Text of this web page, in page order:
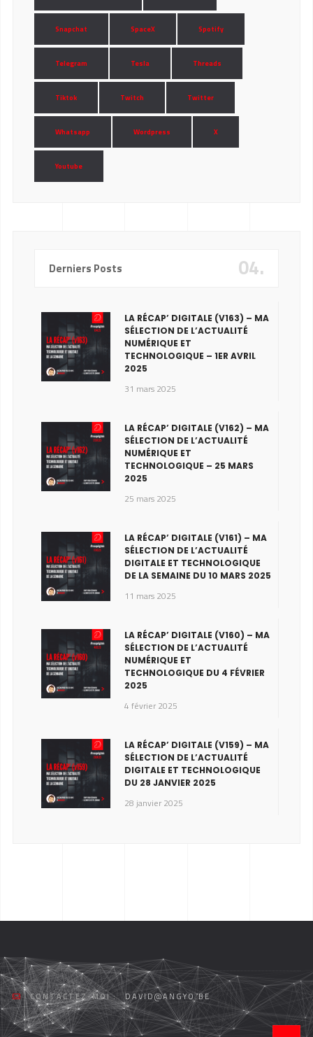
Snapchat SpaceX Spotify
Telegram Tesla Threads
Tiktok Twitch Twitter
Whatsapp Wordpress X
Youtube
Derniers Posts 04.
LA RÉCAP’ DIGITALE (V163) – MA
SÉLECTION DE L’ACTUALITÉ
NUMÉRIQUE ET
TECHNOLOGIQUE – 1ER AVRIL
2025
31 mars 2025
LA RÉCAP’ DIGITALE (V162) – MA
SÉLECTION DE L’ACTUALITÉ
NUMÉRIQUE ET
TECHNOLOGIQUE – 25 MARS
2025
25 mars 2025
LA RÉCAP’ DIGITALE (V161) – MA
SÉLECTION DE L’ACTUALITÉ
DIGITALE ET TECHNOLOGIQUE
DE LA SEMAINE DU 10 MARS 2025
11 mars 2025
LA RÉCAP’ DIGITALE (V160) – MA
SÉLECTION DE L’ACTUALITÉ
NUMÉRIQUE ET
TECHNOLOGIQUE DU 4 FÉVRIER
2025
4 février 2025
LA RÉCAP’ DIGITALE (V159) – MA
SÉLECTION DE L’ACTUALITÉ
DIGITALE ET TECHNOLOGIQUE
DU 28 JANVIER 2025
28 janvier 2025
CONTACTEZ-MOI : DAVID@ANGYO.BE